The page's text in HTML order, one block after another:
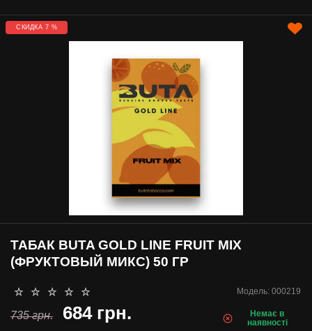
СКИДКА 7 %
Модель: 000219
ТАБАК BUTA GOLD LINE FRUIT MIX
(ФРУКТОВЫЙ МИКС) 50 ГР
Немає в
наявності
735 грн. 684 грн.